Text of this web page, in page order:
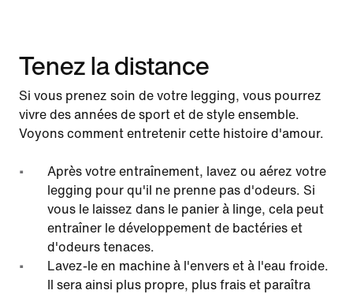
Tenez la distance
Si vous prenez soin de votre legging, vous pourrez
vivre des années de sport et de style ensemble.
Voyons comment entretenir cette histoire d'amour.
Après votre entraînement, lavez ou aérez votre
legging pour qu'il ne prenne pas d'odeurs. Si
vous le laissez dans le panier à linge, cela peut
entraîner le développement de bactéries et
d'odeurs tenaces.
Lavez-le en machine à l'envers et à l'eau froide.
Il sera ainsi plus propre, plus frais et paraîtra